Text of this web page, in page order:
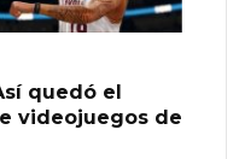
quedó el
videojuegos de